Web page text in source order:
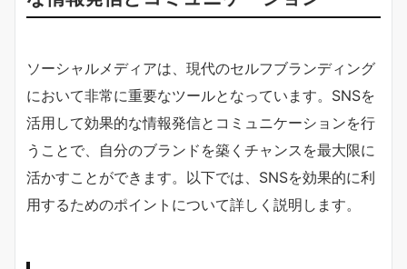
ソーシャルメディアは、現代のセルフブランディング
において非常に重要なツールとなっています。SNSを
活用して効果的な情報発信とコミュニケーションを行
うことで、自分のブランドを築くチャンスを最大限に
活かすことができます。以下では、SNSを効果的に利
用するためのポイントについて詳しく説明します。